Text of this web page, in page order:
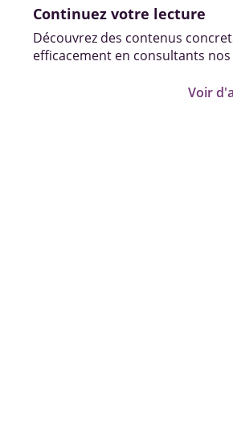
Continuez votre lecture
Découvrez des contenus
efficacement en consultants nos
Voir